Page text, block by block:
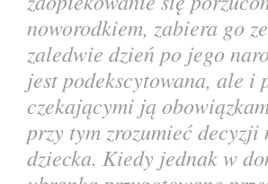
noworodkiem, zabiera go
zaledwie dzień po jego
jest podekscytowana, ale i
czekającymi ją
przy tym zrozumieć decyzji
dziecka. Kiedy jednak w